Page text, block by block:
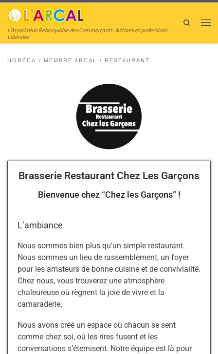
Skip to content
L’Association Rebecquoise des Commerçants, Artisans et professions
Libérales
Search
HORÉCA MEMBRE ARCAL RESTAURANT
Brasserie Restaurant Chez Les Garçons
Bienvenue chez “Chez les Garçons” !
L’ambiance
Nous sommes bien plus qu’un simple restaurant.
Nous sommes un lieu de rassemblement, un foyer
pour les amateurs de bonne cuisine et de convivialité.
Chez nous, vous trouverez une atmosphère
chaleureuse où règnent la joie de vivre et la
camaraderie.
Nous avons créé un espace où chacun se sent
comme chez soi, où les rires fusent et les
conversations s’éternisent. Notre équipe est là pour